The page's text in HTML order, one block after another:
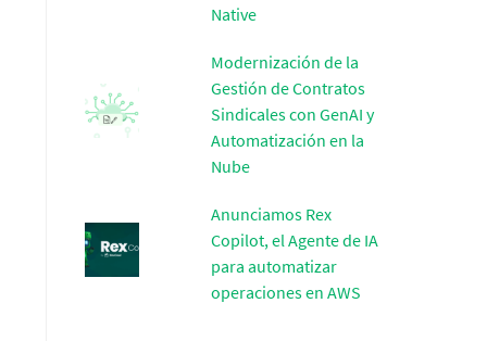
Native
Modernización de la
Gestión de Contratos
Sindicales con GenAI y
Automatización en la
Nube
Anunciamos Rex
Copilot, el Agente de IA
para automatizar
operaciones en AWS